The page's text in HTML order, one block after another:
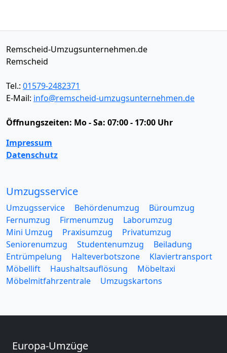
Remscheid-Umzugsunternehmen.de
Remscheid
Tel.: 01579-2482371
E-Mail: info@remscheid-umzugsunternehmen.de
Öffnungszeiten: Mo - Sa: 07:00 - 17:00 Uhr
Impressum
Datenschutz
Umzugsservice
Umzugsservice Behördenumzug
Büroumzug
Fernumzug
Firmenumzug
Laborumzug
Mini Umzug
Praxisumzug
Privatumzug
Seniorenumzug
Studentenumzug
Beiladung
Entrümpelung
Halteverbotszone
Klaviertransport
Möbellift
Haushaltsauflösung
Möbeltaxi
Möbelmitfahrzentrale
Umzugskartons
Europa-Umzüge